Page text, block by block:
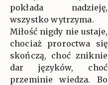
pokłada nadzieję,
wszystko wytrzyma.
Miłość nigdy nie ustaje,
chociaż proroctwa się
skończą, choć zniknie
dar języków, choć
przeminie wiedza. Bo